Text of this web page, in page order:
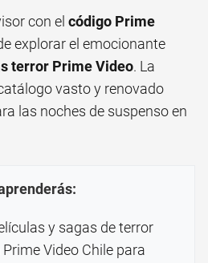
con el código Prime
explorar el emocionante
terror Prime Video. La
vasto y renovado
las noches de suspenso en
y sagas de terror
Video Chile para